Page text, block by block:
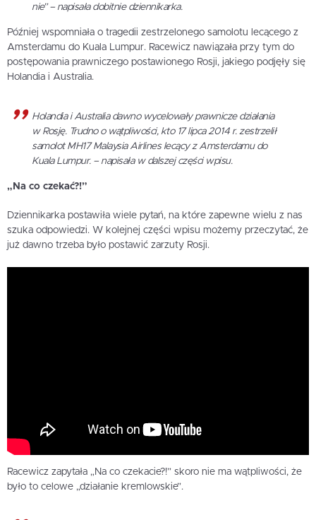
nie” – napisała dobitnie dziennikarka.
Później wspomniała o tragedii zestrzelonego samolotu lecącego z
Amsterdamu do Kuala Lumpur. Racewicz nawiązała przy tym do
postępowania prawniczego postawionego Rosji, jakiego podjęły się
Holandia i Australia.
Holandia i Australia dawno wycelowały prawnicze działania
w Rosję. Trudno o wątpliwości, kto 17 lipca 2014 r. zestrzelił
samolot MH17 Malaysia Airlines lecący z Amsterdamu do
Kuala Lumpur. – napisała w dalszej części wpisu.
„Na co czekać?!”
Dziennikarka postawiła wiele pytań, na które zapewne wielu z nas
szuka odpowiedzi. W kolejnej części wpisu możemy przeczytać, że
już dawno trzeba było postawić zarzuty Rosji.
Racewicz zapytała „Na co czekacie?!” skoro nie ma wątpliwości, że
było to celowe „działanie kremlowskie”.